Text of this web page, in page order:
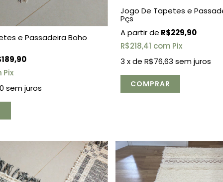
e Passadeira Boho
Pix
sem juros
Jogo De Tapetes e
Pçs
R$229,90
R$218,41 com Pix
3 x de R$76,63 sem juros